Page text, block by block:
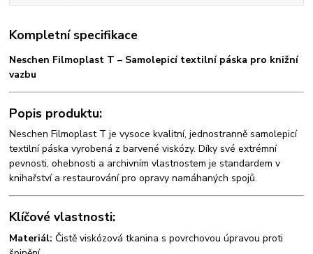
Kompletní specifikace
Neschen Filmoplast T – Samolepicí textilní páska pro knižní
vazbu
Popis produktu:
Neschen Filmoplast T je vysoce kvalitní, jednostranně samolepicí
textilní páska vyrobená z barvené viskózy. Díky své extrémní
pevnosti, ohebnosti a archivním vlastnostem je standardem v
knihařství a restaurování pro opravy namáhaných spojů.
Klíčové vlastnosti:
Materiál: Čistě viskózová tkanina s povrchovou úpravou proti